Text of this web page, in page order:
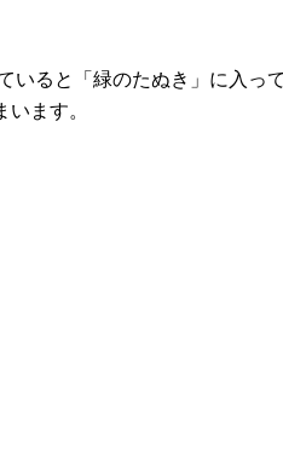
いると「緑のたぬき」に入っ
ます。